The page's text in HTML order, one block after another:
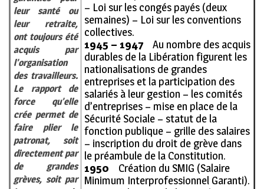
leur santé ou
leur retraite,
ont toujours été
acquis par
l’organisation
des travailleurs.
Le rapport de
force qu’elle
crée permet de
faire plier le
patronat, soit
directement par
de grandes
grèves, soit par
– Loi sur les congés payés (deux
semaines) – Loi sur les conventions
collectives.
1945 – 1947 Au nombre des acquis
durables de la Libération figurent les
nationalisations de grandes
entreprises et la participation des
salariés à leur gestion – les comités
d’entreprises – mise en place de la
Sécurité Sociale – statut de la
fonction publique – grille des salaires
– inscription du droit de grève dans
le préambule de la Constitution.
1950 Création du SMIG (Salaire
Minimum Interprofessionnel Garanti).